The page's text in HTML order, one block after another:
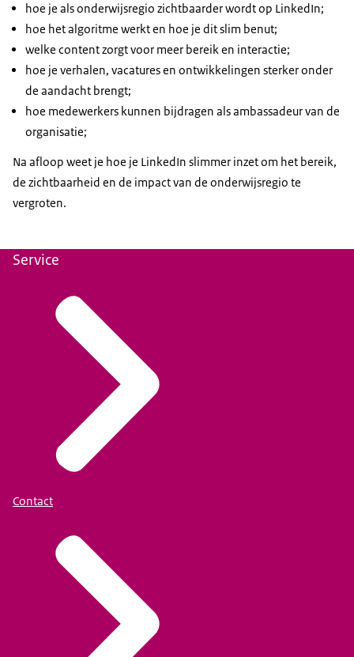
hoe je als onderwijsregio zichtbaarder wordt op LinkedIn;
hoe het algoritme werkt en hoe je dit slim benut;
welke content zorgt voor meer bereik en interactie;
hoe je verhalen, vacatures en ontwikkelingen sterker onder
de aandacht brengt;
hoe medewerkers kunnen bijdragen als ambassadeur van de
organisatie;
Na afloop weet je hoe je LinkedIn slimmer inzet om het bereik,
de zichtbaarheid en de impact van de onderwijsregio te
vergroten.
Service
Contact